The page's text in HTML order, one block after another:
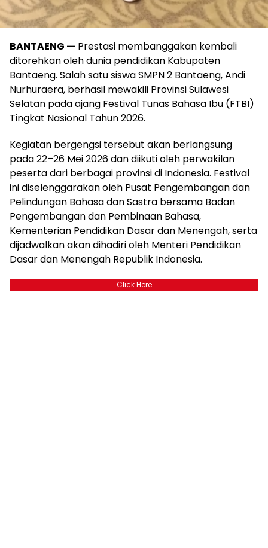
BANTAENG — Prestasi membanggakan kembali
ditorehkan oleh dunia pendidikan Kabupaten
Bantaeng. Salah satu siswa SMPN 2 Bantaeng, Andi
Nurhuraera, berhasil mewakili Provinsi Sulawesi
Selatan pada ajang Festival Tunas Bahasa Ibu (FTBI)
Tingkat Nasional Tahun 2026.
Kegiatan bergengsi tersebut akan berlangsung
pada 22–26 Mei 2026 dan diikuti oleh perwakilan
peserta dari berbagai provinsi di Indonesia. Festival
ini diselenggarakan oleh Pusat Pengembangan dan
Pelindungan Bahasa dan Sastra bersama Badan
Pengembangan dan Pembinaan Bahasa,
Kementerian Pendidikan Dasar dan Menengah, serta
dijadwalkan akan dihadiri oleh Menteri Pendidikan
Dasar dan Menengah Republik Indonesia.
Click Here